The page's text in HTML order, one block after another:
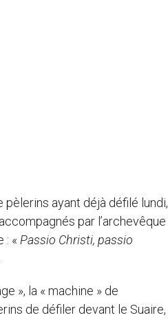
ayant déjà défilé lundi,
par l’archevêque
: « Passio Christi, passio
», la « machine » de
de défiler devant le Suaire,